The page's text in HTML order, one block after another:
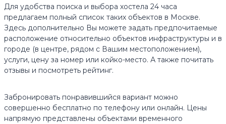
Для удобства поиска и выбора хостела 24 часа
предлагаем полный список таких объектов в Москве.
Здесь дополнительно Вы можете задать предпочитаемые
расположение относительно объектов инфраструктуры и в
городе (в центре, рядом с Вашим местоположением),
услуги, цену за номер или койко-место. А также почитать
отзывы и посмотреть рейтинг.
Забронировать понравившийся вариант можно
совершенно бесплатно по телефону или онлайн. Цены
напрямую представлены объектами временного